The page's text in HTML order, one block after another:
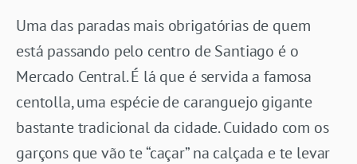
Uma das paradas mais obrigatórias de quem
está passando pelo centro de Santiago é o
Mercado Central. É lá que é servida a famosa
centolla, uma espécie de caranguejo gigante
bastante tradicional da cidade. Cuidado com os
garçons que vão te “caçar” na calçada e te levar